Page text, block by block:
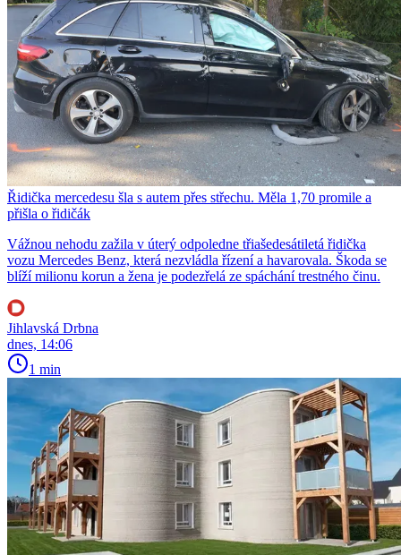
Řidička mercedesu šla s autem přes střechu. Měla 1,70 promile a
přišla o řidičák
Vážnou nehodu zažila v úterý odpoledne třiašedesátiletá řidička
vozu Mercedes Benz, která nezvládla řízení a havarovala. Škoda se
blíží milionu korun a žena je podezřelá ze spáchání trestného činu.
Jihlavská Drbna
dnes, 14:06
1 min